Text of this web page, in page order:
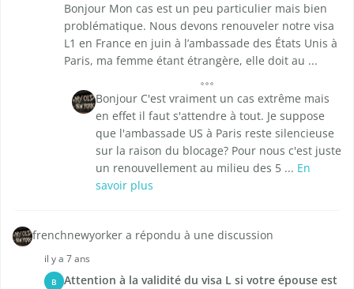
Bonjour Mon cas est un peu particulier mais bien
problématique. Nous devons renouveler notre visa
L1 en France en juin à l’ambassade des États Unis à
Paris, ma femme étant étrangère, elle doit au ...
Bonjour C'est vraiment un cas extrême mais
en effet il faut s'attendre à tout. Je suppose
que l'ambassade US à Paris reste silencieuse
sur la raison du blocage? Pour nous c'est juste
un renouvellement au milieu des 5 ... En
savoir plus
frenchnewyorker a répondu à une discussion
il y a 7 ans
B
Attention à la validité du visa L si votre épouse est